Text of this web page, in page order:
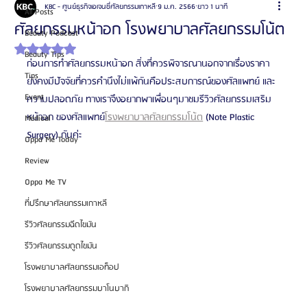
All Posts
Beauty Podcast
Beauty Tips
Tips
Event
Medical
Oppa Me Today
Review
Oppa Me TV
ที่ปรึกษาศัลยกรรมเกาหลี
รีวิวศัลยกรรมฉีดไขมัน
รีวิวศัลยกรรมดูดไขมัน
โรงพยาบาลศัลยกรรมเอท็อป
โรงพยาบาลศัลยกรรมบาโนบากิ
ศัลยกรรมหน้าอก โรงพยาบาลศัลยกรรมโน้ต
KBC - ศูนย์ธุรกิจเอเจนซี่ศัลยกรรมเกาหลี9 ม.ค. 2566ยาว 1 นาที
ได้รับ NaN เต็ม 5 ดาว
ก่อนการทำศัลยกรรมหน้าอก สิ่งที่ควรพิจารณานอกจากเรื่องราคา
ยังคงมีปัจจัยที่ควรคำนึงไม่แพ้กันคือประสบการณ์ของศัลแพทย์ และ
ความปลอดภัย ทางเราจึงอยากพาเพื่อนๆมาชมรีวิวศัลยกรรมเสริม
หน้าอก ของศัลแพทย์โรงพยาบาลศัลยกรรมโน้ต (Note Plastic
Surgery) กันค่ะ